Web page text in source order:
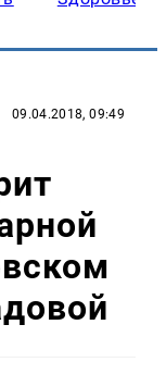
09.04.2018, 09:49